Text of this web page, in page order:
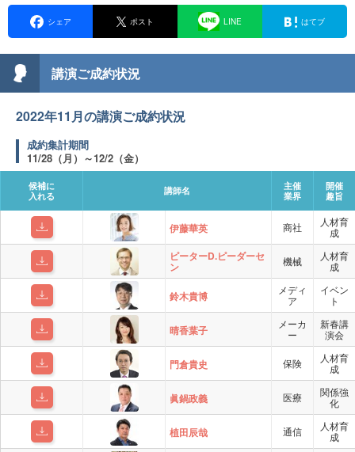
シェア ポスト LINE はてブ
講演ご成約状況
2022年11月の講演ご成約状況
成約集計期間
11/28（月）～12/2（金）
候補に
入れる
講師名
主催
業界
開催
趣旨
候補に
入れる
講師名
主催
業界
開催
趣旨
伊藤華英 商社
人材育
成
ピーターD.ピーダーセ
ン 機械
人材育
成
鈴木貴博
メディ
ア
イベン
ト
晴香葉子
メーカ
ー
新春講
演会
門倉貴史 保険
人材育
成
眞鍋政義 医療
関係強
化
植田辰哉 通信
人材育
成